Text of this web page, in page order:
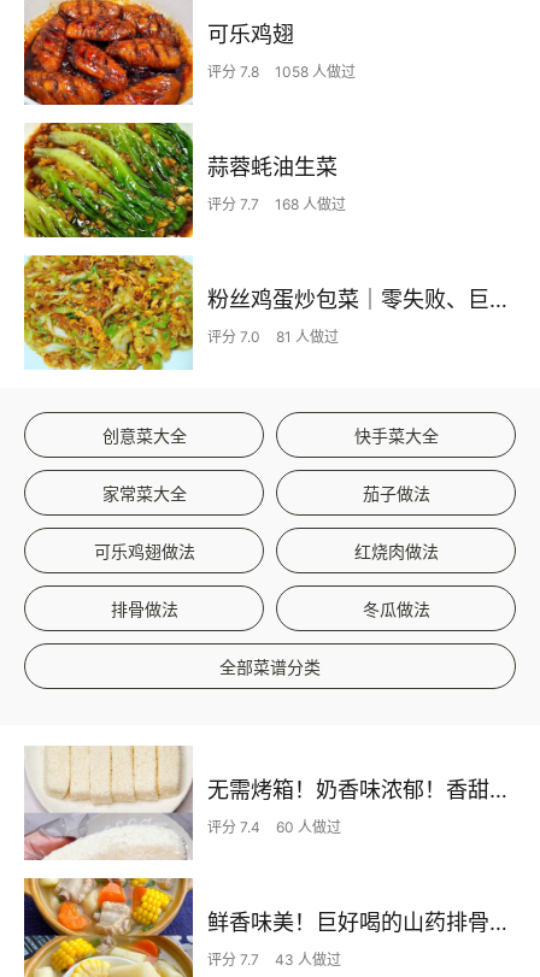
可乐鸡翅
评分 7.8 1058 人做过
蒜蓉蚝油生菜
评分 7.7 168 人做过
粉丝鸡蛋炒包菜｜零失败、巨下饭
评分 7.0 81 人做过
创意菜大全 快手菜大全
家常菜大全 茄子做法
可乐鸡翅做法 红烧肉做法
排骨做法 冬瓜做法
全部菜谱分类
无需烤箱！奶香味浓郁！香甜嫩滑的椰蓉奶糕
评分 7.4 60 人做过
鲜香味美！巨好喝的山药排骨汤！！
评分 7.7 43 人做过